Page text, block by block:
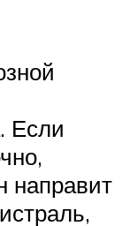
Если
направит